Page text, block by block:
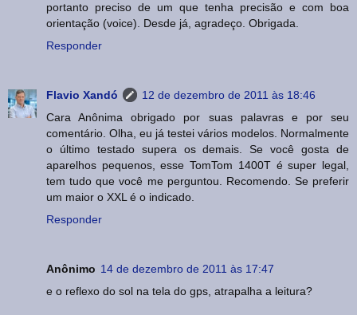
portanto preciso de um que tenha precisão e com boa
orientação (voice). Desde já, agradeço. Obrigada.
Responder
Flavio Xandó
12 de dezembro de 2011 às 18:46
Cara Anônima obrigado por suas palavras e por seu
comentário. Olha, eu já testei vários modelos. Normalmente
o último testado supera os demais. Se você gosta de
aparelhos pequenos, esse TomTom 1400T é super legal,
tem tudo que você me perguntou. Recomendo. Se preferir
um maior o XXL é o indicado.
Responder
Anônimo 14 de dezembro de 2011 às 17:47
e o reflexo do sol na tela do gps, atrapalha a leitura?